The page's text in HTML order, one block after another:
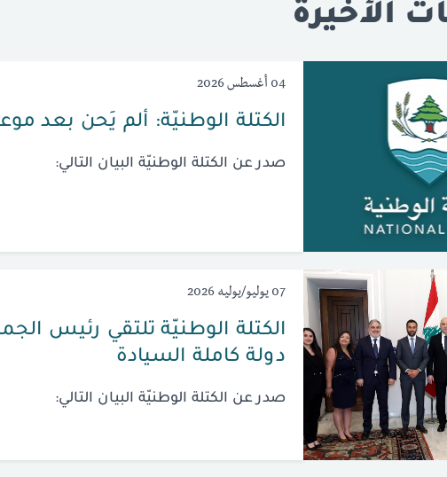
الأخيرة
04 أغسطس 2026
الكتلة الوطنيّة: ألم يَحن بعد
صدر عن الكتلة الوطنيّة البيان التالي:
07 يوليو/يوليه 2026
الكتلة الوطنيّة تلتقي رئيس
دولة كاملة السيادة
صدر عن الكتلة الوطنيّة البيان التالي: